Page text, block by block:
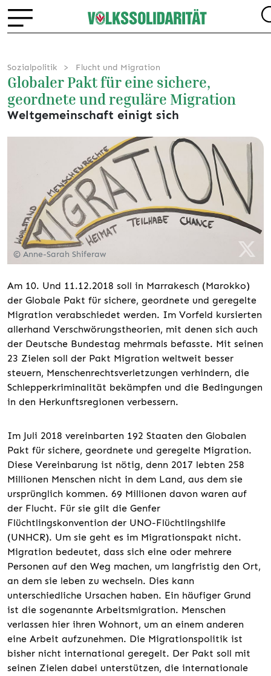
Sozialpolitik Flucht und Migration
Globaler Pakt für eine sichere,
geordnete und reguläre Migration
Weltgemeinschaft einigt sich
© Anne-Sarah Shiferaw
Am 10. Und 11.12.2018 soll in Marrakesch (Marokko)
der Globale Pakt für sichere, geordnete und geregelte
Migration verabschiedet werden. Im Vorfeld kursierten
allerhand Verschwörungstheorien, mit denen sich auch
der Deutsche Bundestag mehrmals befasste. Mit seinen
23 Zielen soll der Pakt Migration weltweit besser
steuern, Menschenrechtsverletzungen verhindern, die
Schlepperkriminalität bekämpfen und die Bedingungen
in den Herkunftsregionen verbessern.
Im Juli 2018 vereinbarten 192 Staaten den Globalen
Pakt für sichere, geordnete und geregelte Migration.
Diese Vereinbarung ist nötig, denn 2017 lebten 258
Millionen Menschen nicht in dem Land, aus dem sie
ursprünglich kommen. 69 Millionen davon waren auf
der Flucht. Für sie gilt die Genfer
Flüchtlingskonvention der UNO-Flüchtlingshilfe
(UNHCR). Um sie geht es im Migrationspakt nicht.
Migration bedeutet, dass sich eine oder mehrere
Personen auf den Weg machen, um langfristig den Ort,
an dem sie leben zu wechseln. Dies kann
unterschiedliche Ursachen haben. Ein häufiger Grund
ist die sogenannte Arbeitsmigration. Menschen
verlassen hier ihren Wohnort, um an einem anderen
eine Arbeit aufzunehmen. Die Migrationspolitik ist
bisher nicht international geregelt. Der Pakt soll mit
seinen Zielen dabei unterstützen, die internationale